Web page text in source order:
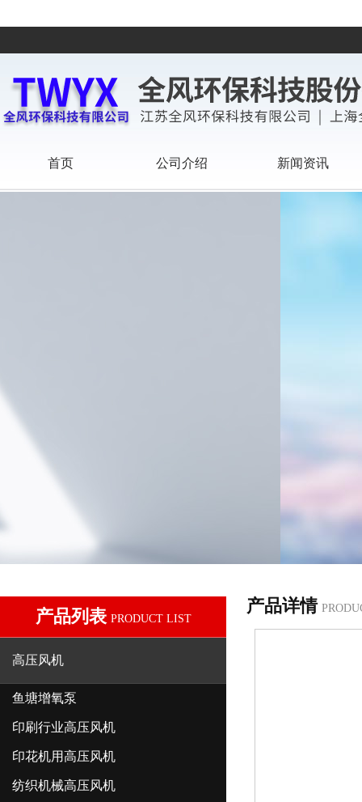
首页 公司介绍 新闻资讯
产品列表 PRODUCT LIST
高压风机
鱼塘增氧泵
印刷行业高压风机
印花机用高压风机
纺织机械高压风机
产品详情